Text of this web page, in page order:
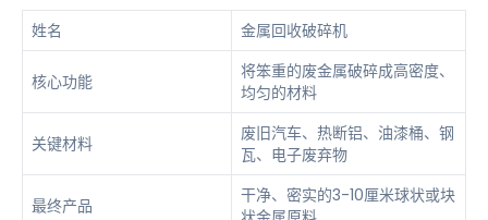
姓名 金属回收破碎机
核心功能
将笨重的废金属破碎成高密度、
均匀的材料
关键材料
废旧汽车、热断铝、油漆桶、钢
瓦、电子废弃物
最终产品
干净、密实的3-10厘米球状或块